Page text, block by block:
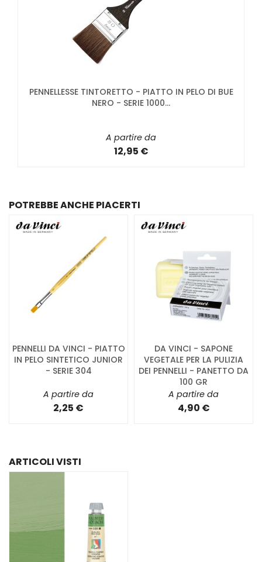
PENNELLESSE TINTORETTO - PIATTO IN PELO DI BUE
NERO - SERIE 1000...
A partire da
12,95 €
POTREBBE ANCHE PIACERTI
PENNELLI DA VINCI - PIATTO
IN PELO SINTETICO JUNIOR
- SERIE 304
A partire da
2,25 €
DA VINCI - SAPONE
VEGETALE PER LA PULIZIA
DEI PENNELLI - PANETTO DA
100 GR
A partire da
4,90 €
ARTICOLI VISTI